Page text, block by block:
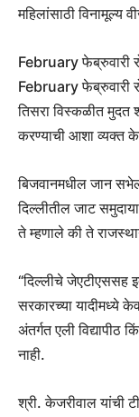
महिलांसाठी विनामूल्य
February फेब्रुवारी
February फेब्रुवारी
तिसरा विस्कळीत मुदत
करण्याची आशा व्यक्त
बिजवानमधील जान
दिल्लीतील जाट
ते म्हणाले की ते
“दिल्लीचे जेएटीएससह
सरकारच्या यादीमध्ये
अंतर्गत एली
नाही.
श्री. केजरीवाल यांची